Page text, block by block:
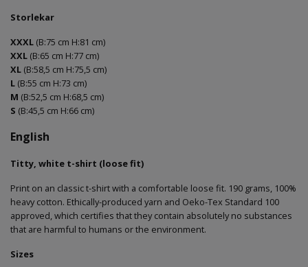
Storlekar
XXXL (B:75 cm H:81 cm)
XXL (B:65 cm H:77 cm)
XL (B:58,5 cm H:75,5 cm)
L (B:55 cm H:73 cm)
M (B:52,5 cm H:68,5 cm)
S (B:45,5 cm H:66 cm)
English
Titty, white t-shirt (loose fit)
Print on an classic t-shirt with a comfortable loose fit. 190 grams, 100%
heavy cotton. Ethically-produced yarn and Oeko-Tex Standard 100
approved, which certifies that they contain absolutely no substances
that are harmful to humans or the environment.
Sizes